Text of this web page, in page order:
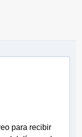
para recibir